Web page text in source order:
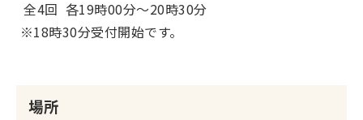
全4回 各19時00分～20時30分
※18時30分受付開始です。
場所